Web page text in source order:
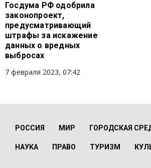
Госдума РФ одобрила
законопроект,
предусматривающий
штрафы за искажение
данных о вредных
выбросах
7 февраля 2023, 07:42
РОССИЯ МИР ГОРОДСКАЯ
НАУКА ПРАВО ТУРИЗМ